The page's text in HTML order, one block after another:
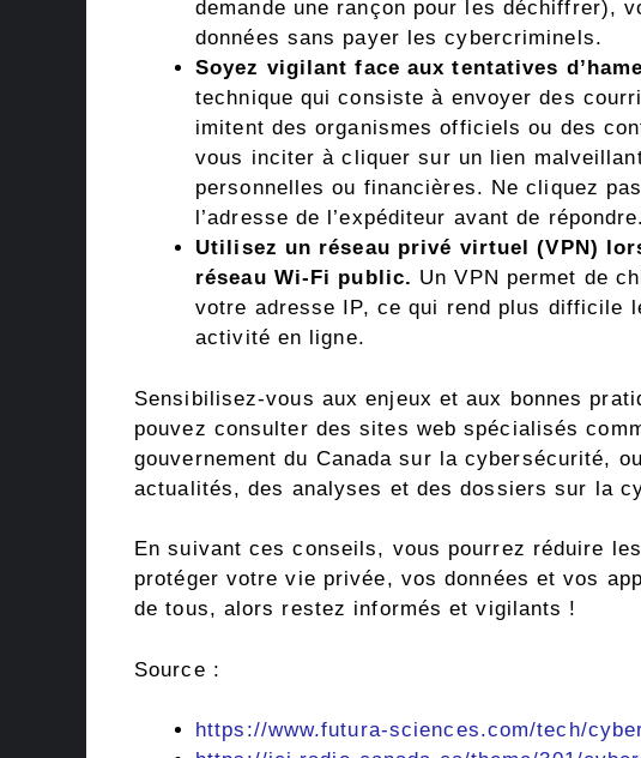
demande une rançon pour les déchiffrer),
données sans payer les cybercriminels.
Soyez vigilant face aux tentatives
technique qui consiste à envoyer des
imitent des organismes officiels ou des
vous inciter à cliquer sur un lien
personnelles ou financières. Ne cliquez
l’adresse de l’expéditeur avant de répondre.
Utilisez un réseau privé virtuel (VPN)
réseau Wi-Fi public. Un VPN permet de
votre adresse IP, ce qui rend plus difficile
activité en ligne.
Sensibilisez-vous aux enjeux et aux bonnes
pouvez consulter des sites web spécialisés
gouvernement du Canada sur la cybersécurité, ou
actualités, des analyses et des dossiers sur la
En suivant ces conseils, vous pourrez réduire
protéger votre vie privée, vos données et vos
de tous, alors restez informés et vigilants !
Source :
https://www.futura-sciences.com/tech/